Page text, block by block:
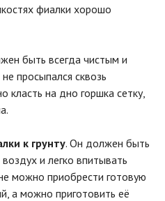
фиалки хорошо
быть всегда чистым и
просыпался сквозь
на дно горшка сетку,
к грунту. Он должен быть
и легко впитывать
можно приобрести готовую
а можно приготовить её